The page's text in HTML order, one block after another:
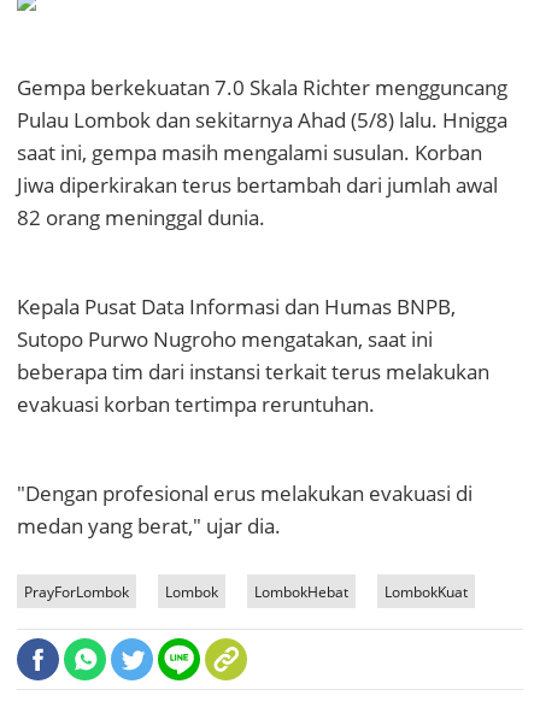
Gempa berkekuatan 7.0 Skala Richter mengguncang
Pulau Lombok dan sekitarnya Ahad (5/8) lalu. Hnigga
saat ini, gempa masih mengalami susulan. Korban
Jiwa diperkirakan terus bertambah dari jumlah awal
82 orang meninggal dunia.
Kepala Pusat Data Informasi dan Humas BNPB,
Sutopo Purwo Nugroho mengatakan, saat ini
beberapa tim dari instansi terkait terus melakukan
evakuasi korban tertimpa reruntuhan.
"Dengan profesional erus melakukan evakuasi di
medan yang berat," ujar dia.
PrayForLombok Lombok LombokHebat LombokKuat